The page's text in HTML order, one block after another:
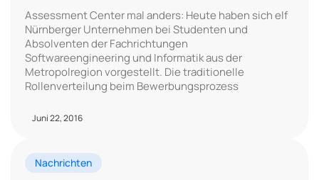
Assessment Center mal anders: Heute haben sich elf
Nürnberger Unternehmen bei Studenten und
Absolventen der Fachrichtungen
Softwareengineering und Informatik aus der
Metropolregion vorgestellt. Die traditionelle
Rollenverteilung beim Bewerbungsprozess
Juni 22, 2016
Nachrichten